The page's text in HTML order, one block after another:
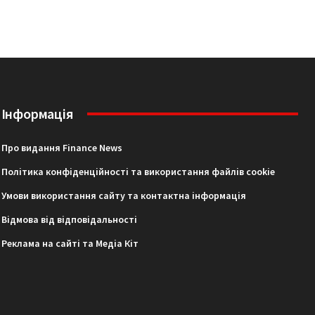
Інформація
Про видання Finance News
Політика конфіденційності та використання файлів cookie
Умови використання сайту та контактна інформація
Відмова від відповідальності
Реклама на сайті та Медіа Кіт